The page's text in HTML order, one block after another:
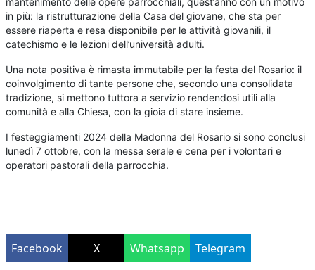
in più: la ristrutturazione della Casa del giovane, che sta per
essere riaperta e resa disponibile per le attività giovanili, il
catechismo e le lezioni dell’università adulti.
Una nota positiva è rimasta immutabile per la festa del Rosario: il
coinvolgimento di tante persone che, secondo una consolidata
tradizione, si mettono tuttora a servizio rendendosi utili alla
comunità e alla Chiesa, con la gioia di stare insieme.
I festeggiamenti 2024 della Madonna del Rosario si sono conclusi
lunedì 7 ottobre, con la messa serale e cena per i volontari e
operatori pastorali della parrocchia.
Facebook X Whatsapp Telegram